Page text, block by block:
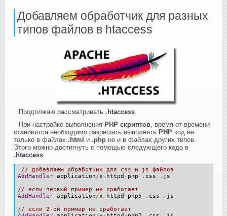
Добавляем обработчик для разных
типов файлов в htaccess
Продолжаю рассматривать .htaccess
При настройке выполнения PHP скриптов , время от времени
становится необходимо разрешать выполнять PHP код не
только в файлах .html и .php но и в файлах других типов.
Этого можно достигнуть с помощью следующего кода в
.htaccess:
// добавляем обработчик для css и js файлов
AddHandler application/x - httpd - php . css . js
// если первый пример не сработает
AddHandler application/x - httpd - php5 . css . js
// если 2-ой пример не сработает